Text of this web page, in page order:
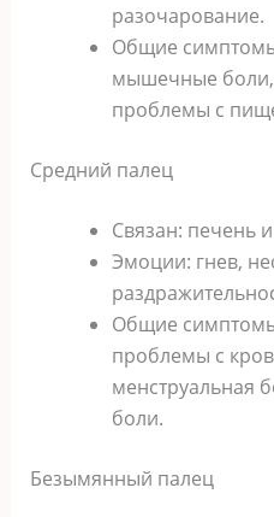
разочарование.
Общие
мышечные боли,
проблемы с
Средний палец
Связан: печень
Эмоции: гнев,
Общие
проблемы с
менструальная
боли.
Безымянный палец